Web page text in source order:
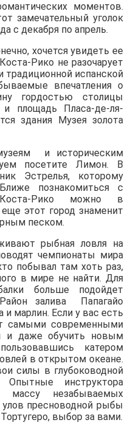
моментов.
замечательный уголок
с декабря по апрель.
хочется увидеть ее
Рико не разочарует
традиционной испанской
впечатления о
гордостью столицы
площадь Пласа-де-ля-
здания Музея золота
и историческим
посетите Лимон. В
Эстрелья, которому
познакомиться с
Рико можно в
этот город знаменит
песком.
рыбная ловля на
чемпионаты мира
побывал там хоть раз,
в мире не найти. Для
больше подойдет
залива Папагайо
и марлин. Если у вас есть
самыми современными
и даже обучить новым
катером
в открытом океане.
силы в глубоководной
инструктора
незабываемых
пресноводной рыбы
выбор за вами.